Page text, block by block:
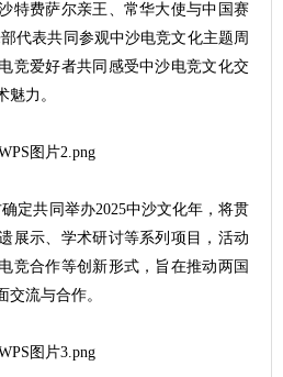
特费萨尔亲王、常华大使与中国赛
代表共同参观中沙电竞文化主题周
竞爱好者共同感受中沙电竞文化交
力。
定共同举办2025中沙文化年，将贯
展示、学术研讨等系列项目，活动
竞合作等创新形式，旨在推动两国
流与合作。